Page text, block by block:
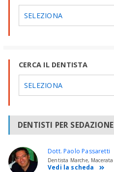
SELEZIONA
CERCA IL DENTISTA
SELEZIONA
DENTISTI PER
Dott. Paolo Passaretti
Dentista Marche, Macerata
Vedi la scheda